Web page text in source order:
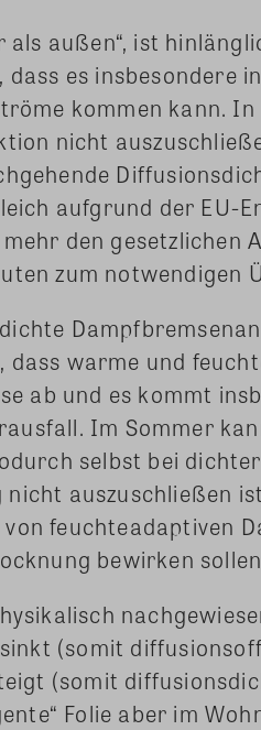
außen“, ist
es insbesondere
kommen kann. In
nicht
aufgrund der EU-
den gesetzlichen
zum notwendigen
warme und
ab und es kommt
Im Sommer
selbst bei
nicht auszuschließen
feuchteadaptiven
bewirken
(somit
(somit
Folie aber im